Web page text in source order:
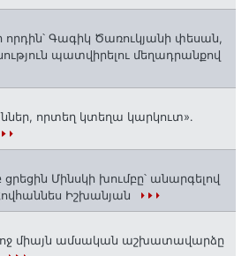
Գագիկ Ծառուկյանի փեսան,
պատվիրելու մեղադրանքով
որտեղ կտեղա կարկուտ»․
ցրեցին Մինսկի խումբը՝ անարգելով
Իշխանյան
միայն ամսական աշխատավարձը